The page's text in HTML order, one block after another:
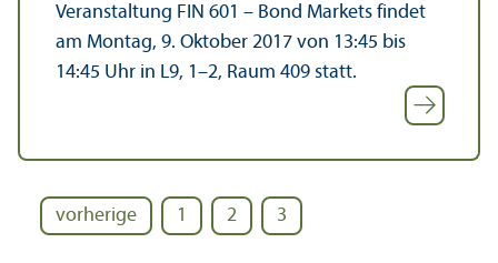
Veranstaltung FIN 601 – Bond Markets findet
am Montag, 9. Oktober 2017 von 13:45 bis
14:45 Uhr in L9, 1–2, Raum 409 statt.
vorherige 1 2 3